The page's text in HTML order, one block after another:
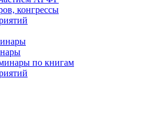
конгрессы
по книгам